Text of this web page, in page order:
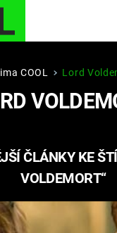
BUFFY,
KOTEL AVENGERS 5
COOL Lord
ČLÁNKY KE
VOLDEMORT“